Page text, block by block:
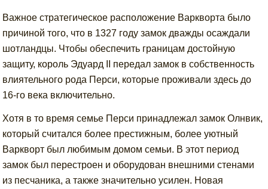
Важное стратегическое расположение Варкворта было
причиной того, что в 1327 году замок дважды осаждали
шотландцы. Чтобы обеспечить границам достойную
защиту, король Эдуард II передал замок в собственность
влиятельного рода Перси, которые проживали здесь до
16-го века включительно.
Хотя в то время семье Перси принадлежал замок Олнвик,
который считался более престижным, более уютный
Варкворт был любимым домом семьи. В этот период
замок был перестроен и оборудован внешними стенами
из песчаника, а также значительно усилен. Новая